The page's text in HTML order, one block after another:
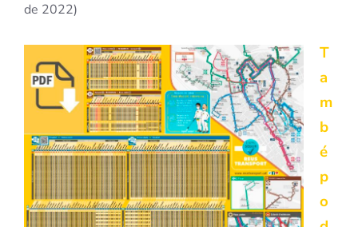
de 2022)
T
a
m
b
é
p
o